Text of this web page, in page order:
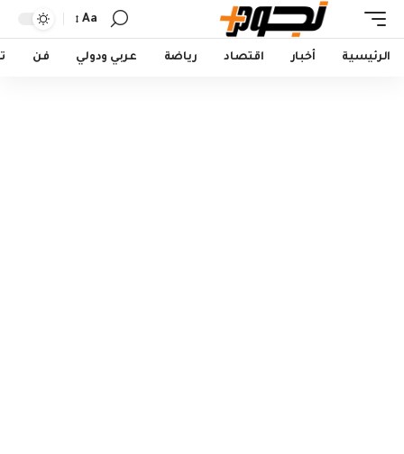
Resizer
Aa
الرئيسية أخبار اقتصاد رياضة عربي ودولي فن